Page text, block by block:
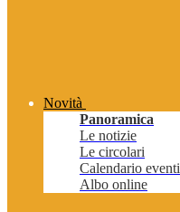
Novità
Panoramica
Le notizie
Le circolari
Calendario eventi
Albo online